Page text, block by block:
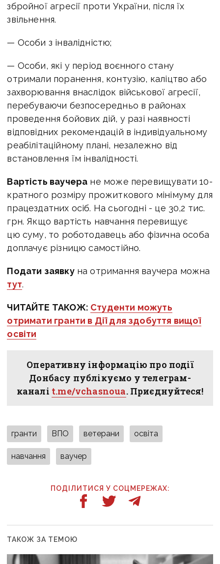
збройної агресії проти України, після їх
звільнення.
— Особи з інвалідністю;
— Особи, які у період воєнного стану
отримали поранення, контузію, каліцтво або
захворювання внаслідок військової агресії,
перебуваючи безпосередньо в районах
проведення бойових дій, у разі наявності
відповідних рекомендацій в індивідуальному
реабілітаційному плані, незалежно від
встановлення їм інвалідності.
Вартість ваучера не може перевищувати 10-
кратного розміру прожиткового мінімуму для
працездатних осіб. На сьогодні - це 30,2 тис.
грн. Якщо вартість навчання перевищує
цю суму, то роботодавець або фізична особа
доплачує різницю самостійно.
Подати заявкуна отримання ваучера можна
тут.
ЧИТАЙТЕ ТАКОЖ: Студенти можуть
отримати гранти в Дії для здобуття вищої
освіти
Оперативну інформацію про події
Донбасу публікуємо у телеграм-
каналі t.me/vchasnoua. Приєднуйтеся!
гранти ВПО ветерани освіта
навчання ваучер
ПОДІЛИТИСЯ У СОЦМЕРЕЖАХ:
ТАКОЖ ЗА ТЕМОЮ